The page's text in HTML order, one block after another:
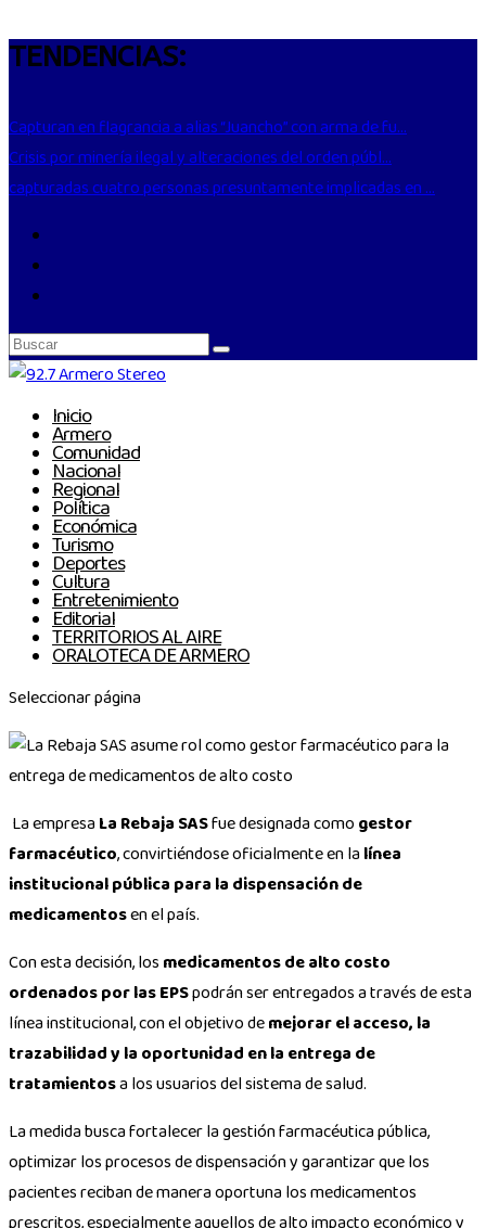
TENDENCIAS:
Capturan en flagrancia a alias “Juancho” con arma de fu...
Crisis por minería ilegal y alteraciones del orden públ...
capturadas cuatro personas presuntamente implicadas en ...
Inicio
Armero
Comunidad
Nacional
Regional
Política
Económica
Turismo
Deportes
Cultura
Entretenimiento
Editorial
TERRITORIOS AL AIRE
ORALOTECA DE ARMERO
Seleccionar página
La empresaLa Rebaja SASfue designada comogestor
farmacéutico, convirtiéndose oficialmente en lalínea
institucional pública para la dispensación de
medicamentosen el país.
Con esta decisión, losmedicamentos de alto costo
ordenados por las EPSpodrán ser entregados a través de esta
línea institucional, con el objetivo demejorar el acceso, la
trazabilidad y la oportunidad en la entrega de
tratamientosa los usuarios del sistema de salud.
La medida busca fortalecer la gestión farmacéutica pública,
optimizar los procesos de dispensación y garantizar que los
pacientes reciban de manera oportuna los medicamentos